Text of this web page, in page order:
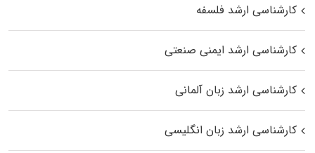
کارشناسی ارشد فلسفه
کارشناسی ارشد ایمنی صنعتی
کارشناسی ارشد زبان آلمانی
کارشناسی ارشد زبان انگلیسی